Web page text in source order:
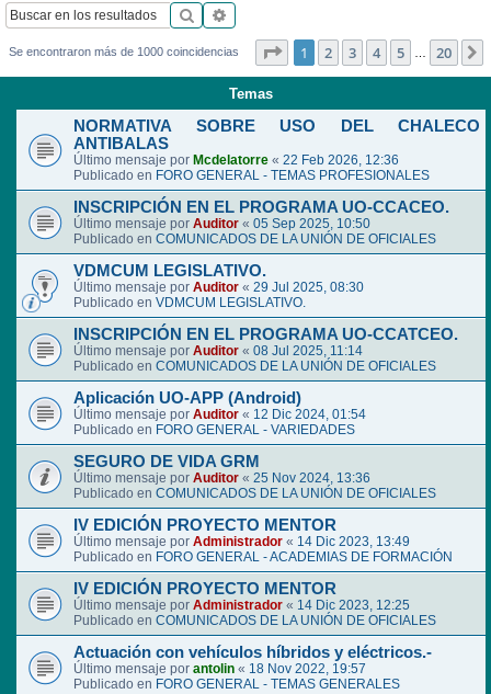
Buscar
Se encontraron más de 1000 coincidencias Página de 20
1 2 3 4 5 … 20
Temas
NORMATIVA SOBRE USO DEL CHALECO
ANTIBALAS
Último mensaje por Mcdelatorre « 22 Feb 2026, 12:36
Publicado en FORO GENERAL - TEMAS PROFESIONALES
INSCRIPCIÓN EN EL PROGRAMA UO-CCACEO.
Último mensaje por Auditor « 05 Sep 2025, 10:50
Publicado en COMUNICADOS DE LA UNIÓN DE OFICIALES
VDMCUM LEGISLATIVO.
Último mensaje por Auditor « 29 Jul 2025, 08:30
Publicado en VDMCUM LEGISLATIVO.
INSCRIPCIÓN EN EL PROGRAMA UO-CCATCEO.
Último mensaje por Auditor « 08 Jul 2025, 11:14
Publicado en COMUNICADOS DE LA UNIÓN DE OFICIALES
Aplicación UO-APP (Android)
Último mensaje por Auditor « 12 Dic 2024, 01:54
Publicado en FORO GENERAL - VARIEDADES
SEGURO DE VIDA GRM
Último mensaje por Auditor « 25 Nov 2024, 13:36
Publicado en COMUNICADOS DE LA UNIÓN DE OFICIALES
IV EDICIÓN PROYECTO MENTOR
Último mensaje por Administrador « 14 Dic 2023, 13:49
Publicado en FORO GENERAL - ACADEMIAS DE FORMACIÓN
IV EDICIÓN PROYECTO MENTOR
Último mensaje por Administrador « 14 Dic 2023, 12:25
Publicado en COMUNICADOS DE LA UNIÓN DE OFICIALES
Actuación con vehículos híbridos y eléctricos.-
Último mensaje por antolin « 18 Nov 2022, 19:57
Publicado en FORO GENERAL - TEMAS GENERALES